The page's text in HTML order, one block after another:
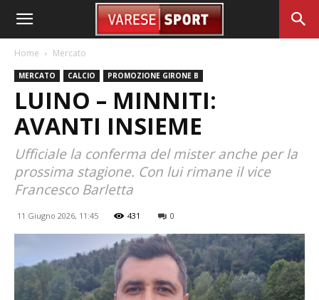
Home Mercato
MERCATO CALCIO PROMOZIONE GIRONE B
LUINO – MINNITI:
AVANTI INSIEME
Ufficiale la conferma del mister anche per la
prossima stagione. Con lui rimane il vice
Francesco Barletta
11 Giugno 2026, 11:45 431 0